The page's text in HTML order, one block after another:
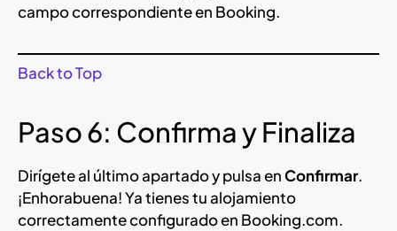
campo correspondiente en Booking.
Back to Top
Paso 6: Confirma y Finaliza
Dirígete al último apartado y pulsa enConfirmar.
¡Enhorabuena! Ya tienes tu alojamiento
correctamente configurado en Booking.com.